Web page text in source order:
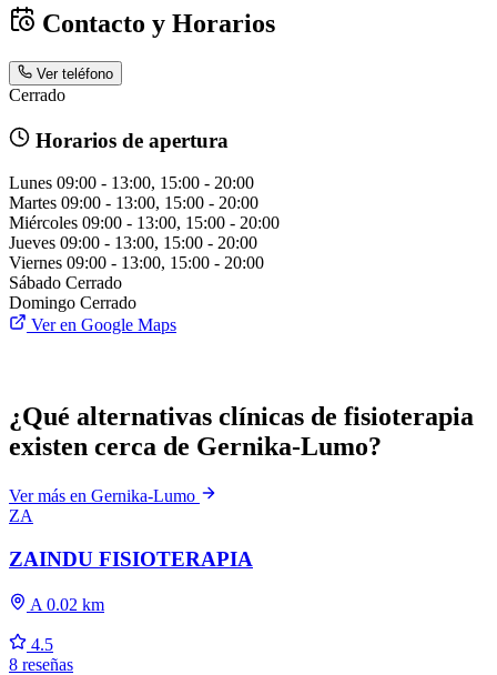
Contacto y Horarios
Ver teléfono
Cerrado
Horarios de apertura
Lunes 09:00 - 13:00, 15:00 - 20:00
Martes 09:00 - 13:00, 15:00 - 20:00
Miércoles 09:00 - 13:00, 15:00 - 20:00
Jueves 09:00 - 13:00, 15:00 - 20:00
Viernes 09:00 - 13:00, 15:00 - 20:00
Sábado Cerrado
Domingo Cerrado
Ver en Google Maps
¿Qué alternativas clínicas de fisioterapia
existen cerca de Gernika-Lumo?
Ver más en Gernika-Lumo
ZA
ZAINDU FISIOTERAPIA
A 0.02 km
4.5
8 reseñas